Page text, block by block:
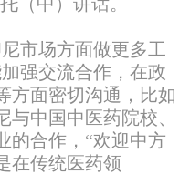
市场方面做更多工
强交流合作，在政
方面密切沟通，比如
中国中医药院校、
的合作，“欢迎中方
在传统医药领